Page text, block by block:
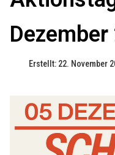
Erstellt: 22. November